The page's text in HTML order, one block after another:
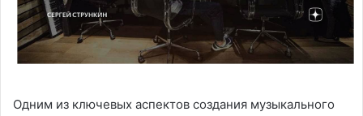
Одним из ключевых аспектов создания музыкального